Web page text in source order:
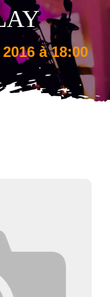
à 18:00